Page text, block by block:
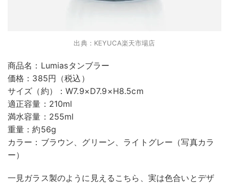
出典：KEYUCA楽天市場店
商品名：Lumiasタンブラー
価格：385円（税込）
サイズ（約）：W7.9×D7.9×H8.5cm
適正容量：210ml
満水容量：255ml
重量：約56g
カラー：ブラウン、グリーン、ライトグレー（写真カラ
ー）
一見ガラス製のように見えるこちら、実は色合いとデザ